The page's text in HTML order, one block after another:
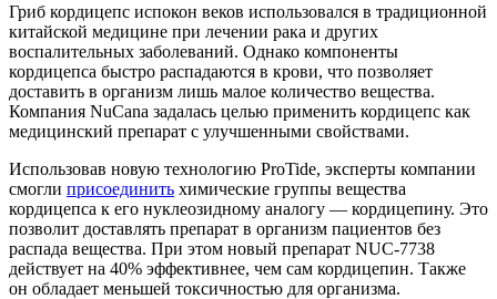
Гриб кордицепс испокон веков использовался в традиционной
китайской медицине при лечении рака и других
воспалительных заболеваний. Однако компоненты
кордицепса быстро распадаются в крови, что позволяет
доставить в организм лишь малое количество вещества.
Компания NuCana задалась целью применить кордицепс как
медицинский препарат с улучшенными свойствами.
Использовав новую технологию ProTide, эксперты компании
смогли присоединить химические группы вещества
кордицепса к его нуклеозидному аналогу — кордицепину. Это
позволит доставлять препарат в организм пациентов без
распада вещества. При этом новый препарат NUC-7738
действует на 40% эффективнее, чем сам кордицепин. Также
он обладает меньшей токсичностью для организма.